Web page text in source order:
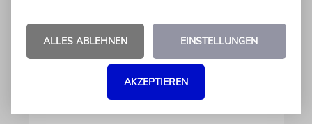
KULTURKOLUMNE
Es gibt keine blöden Fragen
Die schmerzhafte Erinnerung an eine
ALLES ABLEHNEN EINSTELLUNGEN
AKZEPTIEREN